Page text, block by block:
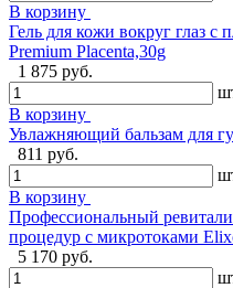
В корзину
Гель для кожи вокруг глаз с
Premium Placenta,30g
1 875 руб.
В корзину
Увлажняющий бальзам для
811 руб.
В корзину
Профессиональный
процедур с микротоками
5 170 руб.